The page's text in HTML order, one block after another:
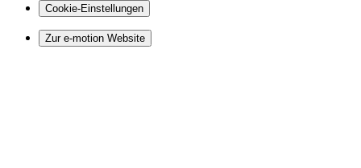
Cookie-Einstellungen
Zur e-motion Website